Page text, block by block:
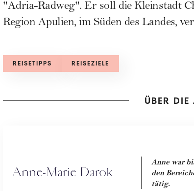
"Adria-Radweg". Er soll die Kleinstadt
Region Apulien, im Süden des Landes,
REISETIPPS REISEZIELE
ÜBER
Anne-Marie Darok
Anne war
den
tätig.